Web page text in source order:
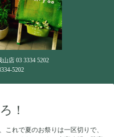
店 03 3334 5202
5202
！
これで夏のお祭りは一区切りで、